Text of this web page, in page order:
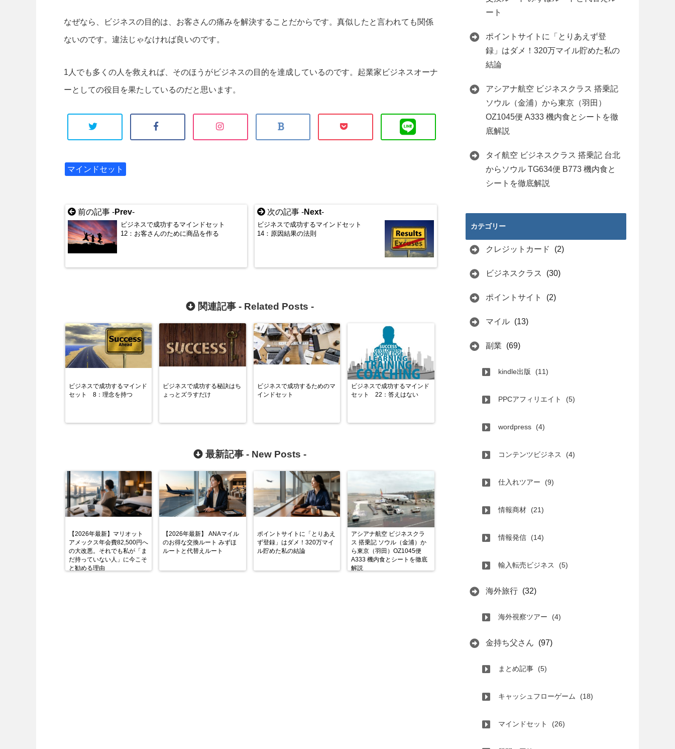
なぜなら、ビジネスの目的は、お客さんの痛みを解決することだからです。真似したと言われても関係
ないのです。違法じゃなければ良いのです。
1人でも多くの人を救えれば、そのほうがビジネスの目的を達成しているのです。起業家ビジネスオーナ
ーとしての役目を果たしているのだと思います。
マインドセット
前の記事 -Prev-
ビジネスで成功するマインドセット
12：お客さんのために商品を作る
次の記事 -Next-
ビジネスで成功するマインドセット
14：原因結果の法則
関連記事 - Related Posts -
ビジネスで成功するマインド
セット 8：理念を持つ
ビジネスで成功する秘訣はち
ょっとズラすだけ
ビジネスで成功するためのマ
インドセット
ビジネスで成功するマインド
セット 22：答えはない
最新記事 - New Posts -
【2026年最新】マリオット
アメックス年会費82,500円へ
の大改悪。それでも私が「ま
だ持っていない人」に今こそ
と勧める理由
【2026年最新】 ANAマイル
のお得な交換ルート みずほ
ルートと代替えルート
ポイントサイトに「とりあえ
ず登録」はダメ！320万マイ
ル貯めた私の結論
アシアナ航空 ビジネスクラ
ス 搭乗記 ソウル（金浦）か
ら東京（羽田）OZ1045便
A333 機内食とシートを徹底
解説
ート
ポイントサイトに「とりあえず登
録」はダメ！320万マイル貯めた私の
結論
アシアナ航空 ビジネスクラス 搭乗記
ソウル（金浦）から東京（羽田）
OZ1045便 A333 機内食とシートを徹
底解説
タイ航空 ビジネスクラス 搭乗記 台北
からソウル TG634便 B773 機内食と
シートを徹底解説
カテゴリー
クレジットカード (2)
ビジネスクラス (30)
ポイントサイト (2)
マイル (13)
副業 (69)
kindle出版 (11)
PPCアフィリエイト (5)
wordpress (4)
コンテンツビジネス (4)
仕入れツアー (9)
情報商材 (21)
情報発信 (14)
輸入転売ビジネス (5)
海外旅行 (32)
海外視察ツアー (4)
金持ち父さん (97)
まとめ記事 (5)
キャッシュフローゲーム (18)
マインドセット (26)